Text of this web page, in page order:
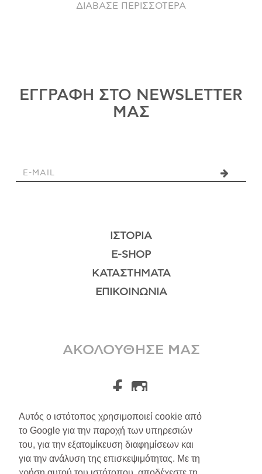
Αυτός ο ιστότοπος χρησιμοποιεί cookie από
το Google για την παροχή των υπηρεσιών
του, για την εξατομίκευση διαφημίσεων και
για την ανάλυση της επισκεψιμότητας. Με τη
ΔΙΑΒΑΣΕ ΠΕΡΙΣΣΟΤΕΡΑ
ΕΓΓΡΑΦΗ ΣΤΟ NEWSLETTER
ΜΑΣ
ΙΣΤΟΡΊΑ
E-SHOP
ΚΑΤΑΣΤΉΜΑΤΑ
ΕΠΙΚΟΙΝΩΝΊΑ
ΑΚΟΛΟΥΘΗΣΕ ΜΑΣ
A.Leondarakis 2026
Αποστολές/Επιστροφές